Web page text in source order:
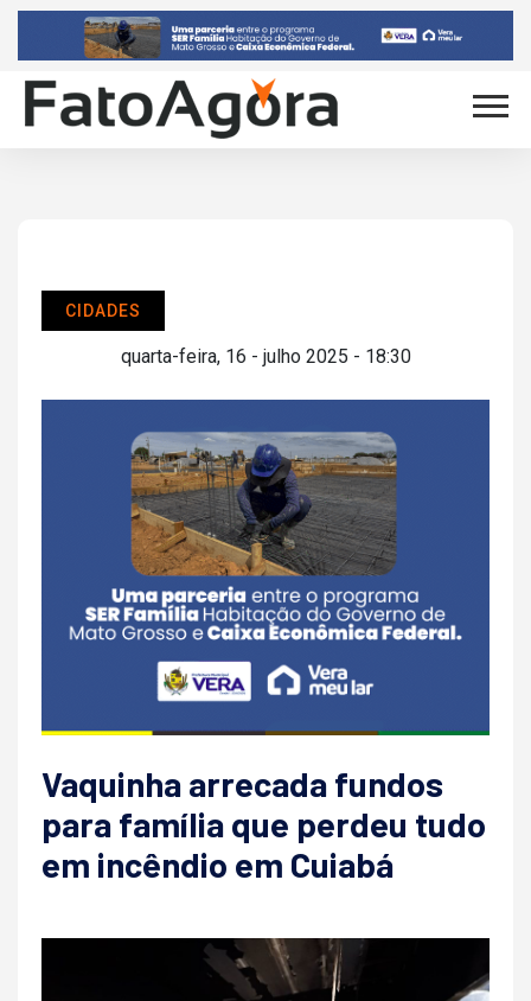
CIDADES
quarta-feira, 16 - julho 2025 - 18:30
Vaquinha arrecada fundos
para família que perdeu tudo
em incêndio em Cuiabá